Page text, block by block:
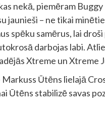
nekā, piemēram
jaunieši – ne tikai
spēku samērus, lai
darbojas labi.
Xtreme un Xtreme
Ūtēns lielajā
Ūtēns stabilizē savas